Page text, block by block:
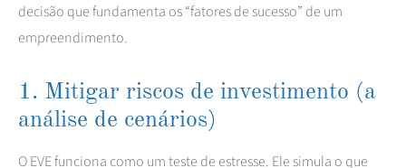
decisão que fundamenta os “fatores de sucesso” de um
empreendimento.
1. Mitigar riscos de investimento (a
análise de cenários)
O EVE funciona como um teste de estresse. Ele simula o que